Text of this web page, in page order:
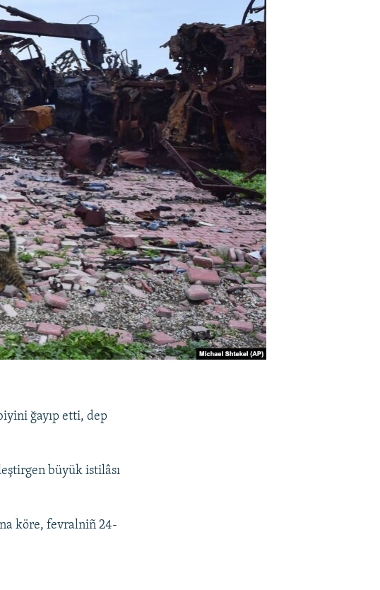
ğayıp etti, dep
büyük istilâsı
köre, fevralniñ 24-